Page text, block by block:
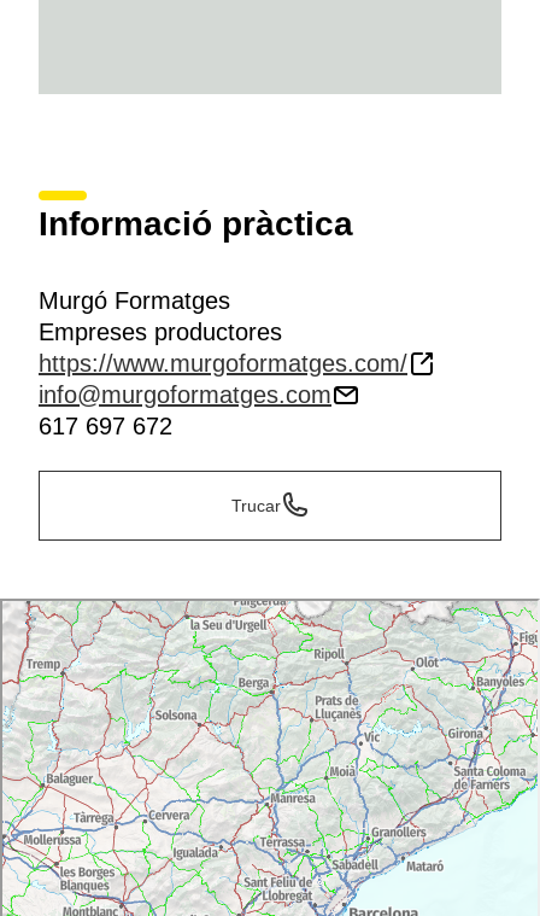
Informació pràctica
Murgó Formatges
Empreses productores
https://www.murgoformatges.com/
info@murgoformatges.com
617 697 672
Trucar